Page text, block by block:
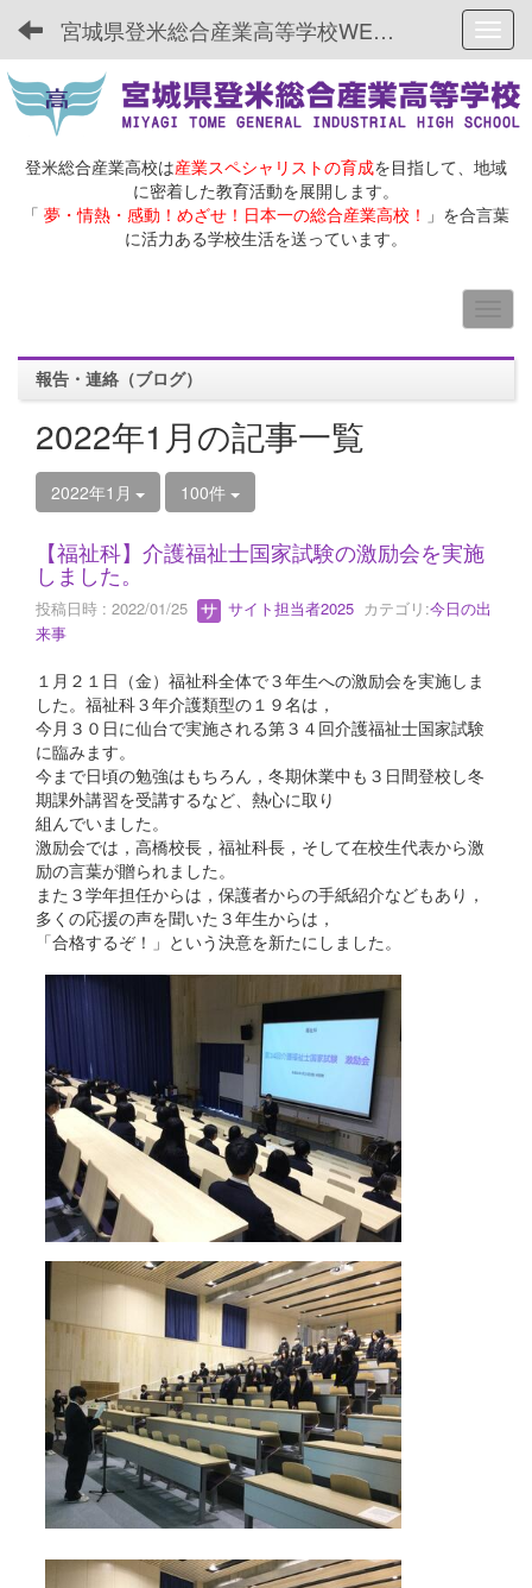
宮城県登米総合産業高等学校WEBサイト
登米総合産業高校は産業スペシャリストの育成を目指して、地域
に密着した教育活動を展開します。
「 夢・情熱・感動！めざせ！日本一の総合産業高校！ 」を合言葉
に活力ある学校生活を送っています。
報告・連絡（ブログ）
2022年1月の記事一覧
2022年1月 100件
【福祉科】介護福祉士国家試験の激励会を実施
しました。
投稿日時 : 2022/01/25 サイト担当者2025 カテゴリ:今日の出
来事
１月２１日（金）福祉科全体で３年生への激励会を実施しま
した。福祉科３年介護類型の１９名は，
今月３０日に仙台で実施される第３４回介護福祉士国家試験
に臨みます。
今まで日頃の勉強はもちろん，冬期休業中も３日間登校し冬
期課外講習を受講するなど、熱心に取り
組んでいました。
激励会では，高橋校長，福祉科長，そして在校生代表から激
励の言葉が贈られました。
また３学年担任からは，保護者からの手紙紹介などもあり，
多くの応援の声を聞いた３年生からは，
「合格するぞ！」という決意を新たにしました。